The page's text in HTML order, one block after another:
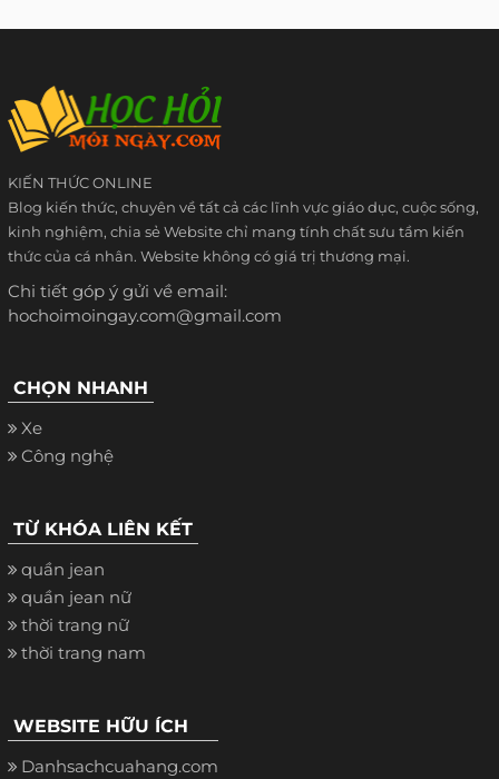
KIẾN THỨC ONLINE
Blog kiến thức, chuyên về tất cả các lĩnh vực giáo dục, cuộc sống,
kinh nghiệm, chia sẻ Website chỉ mang tính chất sưu tầm kiến
thức của cá nhân. Website không có giá trị thương mại.
Chi tiết góp ý gửi về email:
hochoimoingay.com@gmail.com
CHỌN NHANH
Xe
Công nghệ
TỪ KHÓA LIÊN KẾT
quần jean
quần jean nữ
thời trang nữ
thời trang nam
WEBSITE HỮU ÍCH
Danhsachcuahang.com